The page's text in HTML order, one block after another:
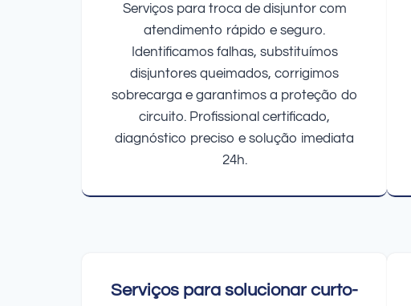
Serviços para troca de disjuntor com
atendimento rápido e seguro.
Identificamos falhas, substituímos
disjuntores queimados, corrigimos
sobrecarga e garantimos a proteção do
circuito. Profissional certificado,
diagnóstico preciso e solução imediata
24h.
Serviços para solucionar curto-